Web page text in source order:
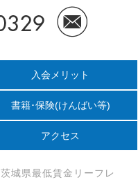
入会メリット
書籍･保険(けんばい等)
アクセス
茨城県最低賃金リーフレ